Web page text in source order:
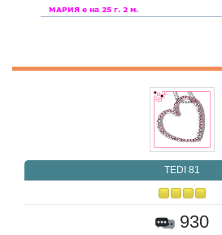
TEDI 81
930